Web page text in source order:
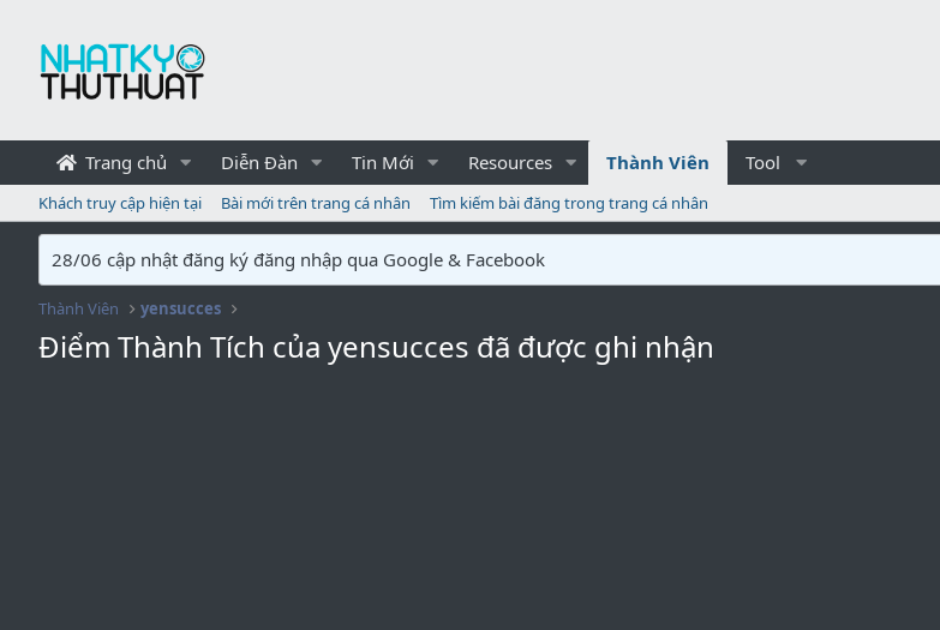
Trang chủ Diễn Đàn Tin Mới Resources Thành Viên Tool
Khách truy cập hiện tại Bài mới trên trang cá nhân Tìm kiếm bài đăng trong trang cá nhân
28/06 cập nhật đăng ký đăng nhập qua Google & Facebook
Thành Viên yensucces
Điểm Thành Tích của yensucces đã được ghi nhận